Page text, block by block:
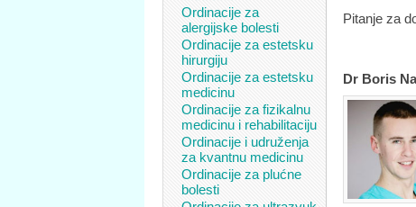
Ordinacije za
alergijske bolesti
Ordinacije za estetsku
hirurgiju
Ordinacije za estetsku
medicinu
Ordinacije za fizikalnu
medicinu i rehabilitaciju
Ordinacije i udruženja
za kvantnu medicinu
Ordinacije za plućne
bolesti
Pitanje za
Dr Boris